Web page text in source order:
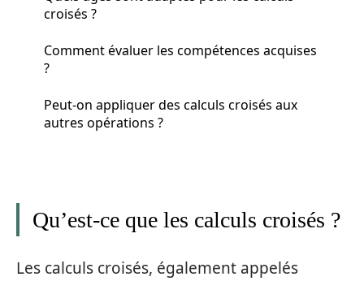
croisés ?
Comment évaluer les compétences acquises
?
Peut-on appliquer des calculs croisés aux
autres opérations ?
Qu’est-ce que les calculs croisés ?
Les calculs croisés, également appelés